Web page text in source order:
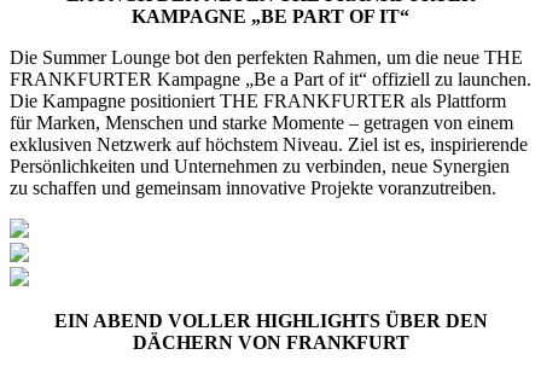
KAMPAGNE „BE PART OF IT“
Die Summer Lounge bot den perfekten Rahmen, um die neue THE
FRANKFURTER Kampagne „Be a Part of it“ offiziell zu launchen.
Die Kampagne positioniert THE FRANKFURTER als Plattform
für Marken, Menschen und starke Momente – getragen von einem
exklusiven Netzwerk auf höchstem Niveau. Ziel ist es, inspirierende
Persönlichkeiten und Unternehmen zu verbinden, neue Synergien
zu schaffen und gemeinsam innovative Projekte voranzutreiben.
EIN ABEND VOLLER HIGHLIGHTS ÜBER DEN
DÄCHERN VON FRANKFURT